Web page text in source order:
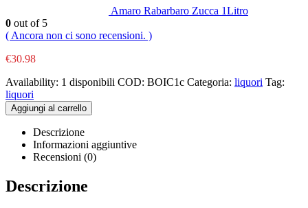
Amaro Rabarbaro Zucca 1Litro
0 out of 5
( Ancora non ci sono recensioni. )
€30.98
Availability: 1 disponibili COD: BOIC1c Categoria: liquori Tag:
liquori
Aggiungi al carrello
Descrizione
Informazioni aggiuntive
Recensioni (0)
Descrizione